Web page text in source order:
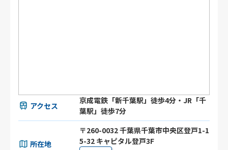
アクセス
京成電鉄「新千葉駅」徒歩4分・JR「千
葉駅」徒歩7分
所在地
〒260-0032 千葉県千葉市中央区登戸1-1
5-32 キャピタル登戸3F